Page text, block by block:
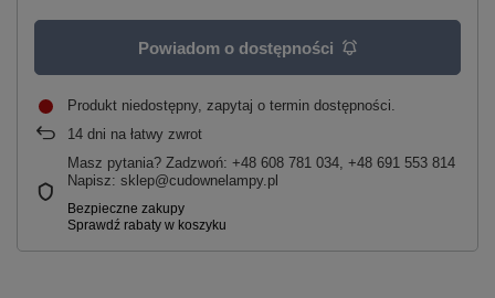
Powiadom o dostępności
Produkt niedostępny, zapytaj o termin dostępności
14 dni na łatwy zwrot
Masz pytania? Zadzwoń: +48 608 781 034, +48 691 553 814
Napisz: sklep@cudownelampy.pl